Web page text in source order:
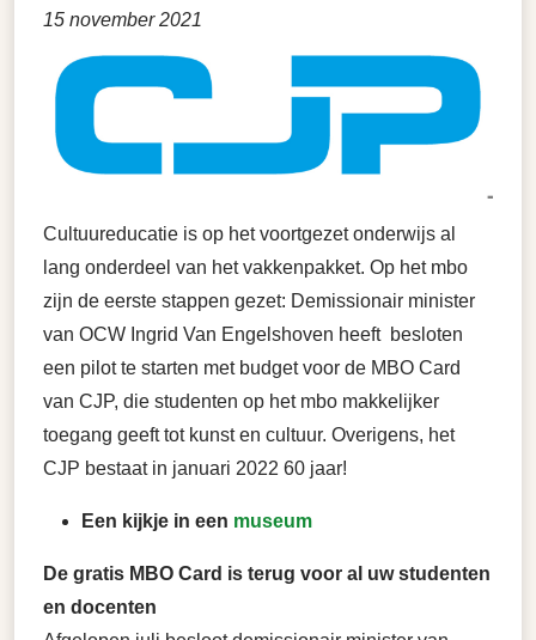
15 november 2021
Cultuureducatie is op het voortgezet onderwijs al
lang onderdeel van het vakkenpakket. Op het mbo
zijn de eerste stappen gezet: Demissionair minister
van OCW Ingrid Van Engelshoven heeft besloten
een pilot te starten met budget voor de MBO Card
van CJP, die studenten op het mbo makkelijker
toegang geeft tot kunst en cultuur. Overigens, het
CJP bestaat in januari 2022 60 jaar!
Een kijkje in een museum
De gratis MBO Card is terug voor al uw studenten
en docenten